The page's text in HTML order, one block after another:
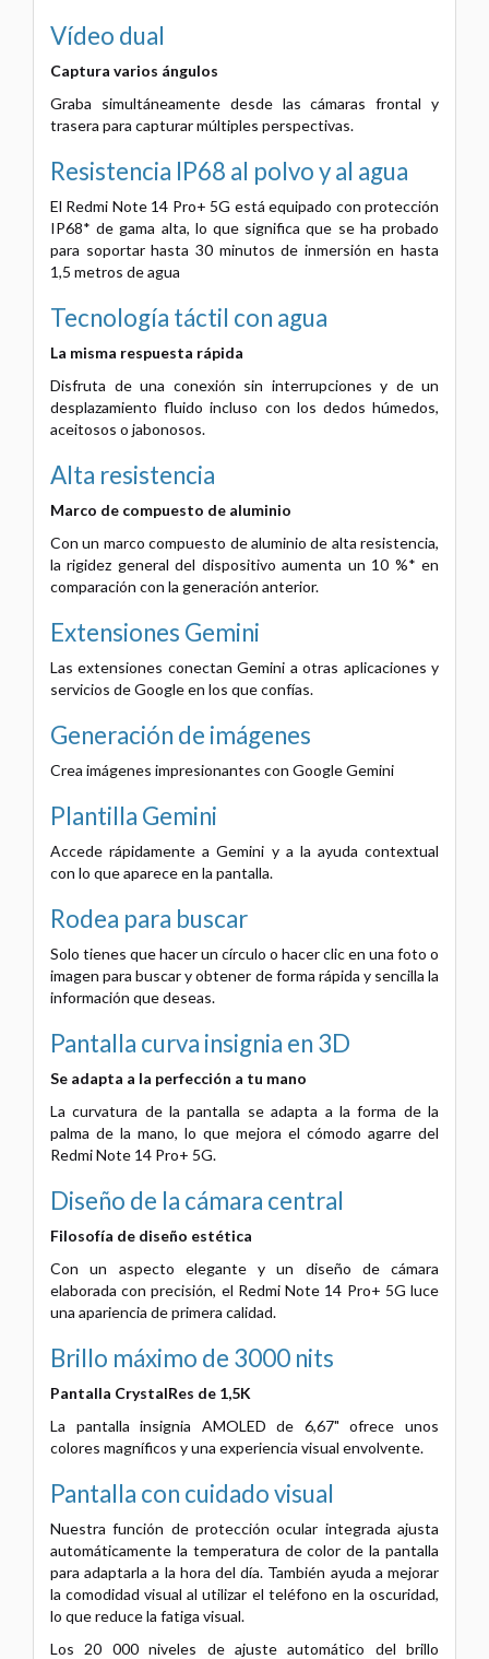
Vídeo dual
Captura varios ángulos
Graba simultáneamente desde las cámaras frontal y
trasera para capturar múltiples perspectivas.
Resistencia IP68 al polvo y al agua
El Redmi Note 14 Pro+ 5G está equipado con protección
IP68* de gama alta, lo que significa que se ha probado
para soportar hasta 30 minutos de inmersión en hasta
1,5 metros de agua
Tecnología táctil con agua
La misma respuesta rápida
Disfruta de una conexión sin interrupciones y de un
desplazamiento fluido incluso con los dedos húmedos,
aceitosos o jabonosos.
Alta resistencia
Marco de compuesto de aluminio
Con un marco compuesto de aluminio de alta resistencia,
la rigidez general del dispositivo aumenta un 10 %* en
comparación con la generación anterior.
Extensiones Gemini
Las extensiones conectan Gemini a otras aplicaciones y
servicios de Google en los que confías.
Generación de imágenes
Crea imágenes impresionantes con Google Gemini
Plantilla Gemini
Accede rápidamente a Gemini y a la ayuda contextual
con lo que aparece en la pantalla.
Rodea para buscar
Solo tienes que hacer un círculo o hacer clic en una foto o
imagen para buscar y obtener de forma rápida y sencilla la
información que deseas.
Pantalla curva insignia en 3D
Se adapta a la perfección a tu mano
La curvatura de la pantalla se adapta a la forma de la
palma de la mano, lo que mejora el cómodo agarre del
Redmi Note 14 Pro+ 5G.
Diseño de la cámara central
Filosofía de diseño estética
Con un aspecto elegante y un diseño de cámara
elaborada con precisión, el Redmi Note 14 Pro+ 5G luce
una apariencia de primera calidad.
Brillo máximo de 3000 nits
Pantalla CrystalRes de 1,5K
La pantalla insignia AMOLED de 6,67" ofrece unos
colores magníficos y una experiencia visual envolvente.
Pantalla con cuidado visual
Nuestra función de protección ocular integrada ajusta
automáticamente la temperatura de color de la pantalla
para adaptarla a la hora del día. También ayuda a mejorar
la comodidad visual al utilizar el teléfono en la oscuridad,
lo que reduce la fatiga visual.
Los 20 000 niveles de ajuste automático del brillo